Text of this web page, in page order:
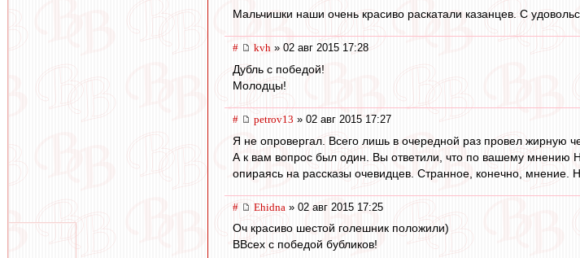
Мальчишки наши очень красиво раскатали казанцев. С
# kvh » 02 авг 2015 17:28
Дубль с победой!
Молодцы!
# petrov13 » 02 авг 2015 17:27
Я не опровергал. Всего лишь в очередной раз провел жирную
А к вам вопрос был один. Вы ответили, что по вашему мнению
опираясь на рассказы очевидцев. Странное, конечно, мнение.
# Ehidna » 02 авг 2015 17:25
Оч красиво шестой голешник положили)
ВВсех с победой бубликов!